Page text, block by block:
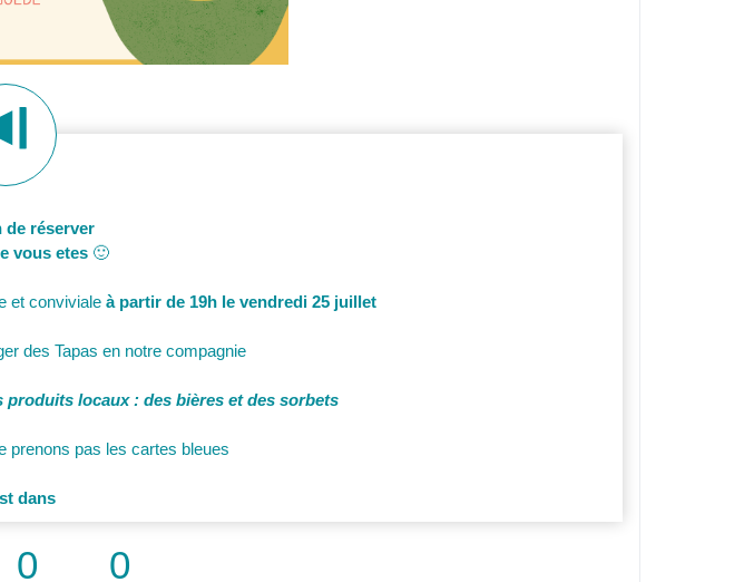
de réserver
vous etes 🙂
et conviviale à partir de 19h le vendredi 25 juillet
des Tapas en notre compagnie
produits locaux : des bières et des sorbets
prenons pas les cartes bleues
dans
0 0